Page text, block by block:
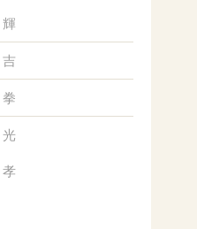
輝
吉
拳
光
孝